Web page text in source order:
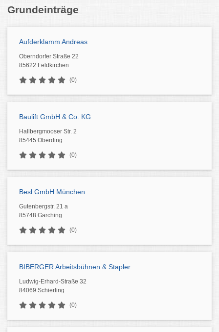
Grundeinträge
Aufderklamm Andreas
Oberndorfer Straße 22
85622 Feldkirchen
(0)
Baulift GmbH & Co. KG
Hallbergmooser Str. 2
85445 Oberding
(0)
Besl GmbH München
Gutenbergstr. 21 a
85748 Garching
(0)
BIBERGER Arbeitsbühnen & Stapler
Ludwig-Erhard-Straße 32
84069 Schierling
(0)